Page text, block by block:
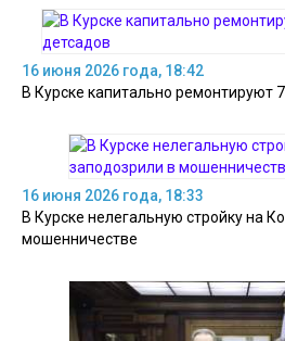
16 июня 2026 года, 18:42
В Курске капитально ремонтируют
16 июня 2026 года, 18:33
В Курске нелегальную стройку на
мошенничестве